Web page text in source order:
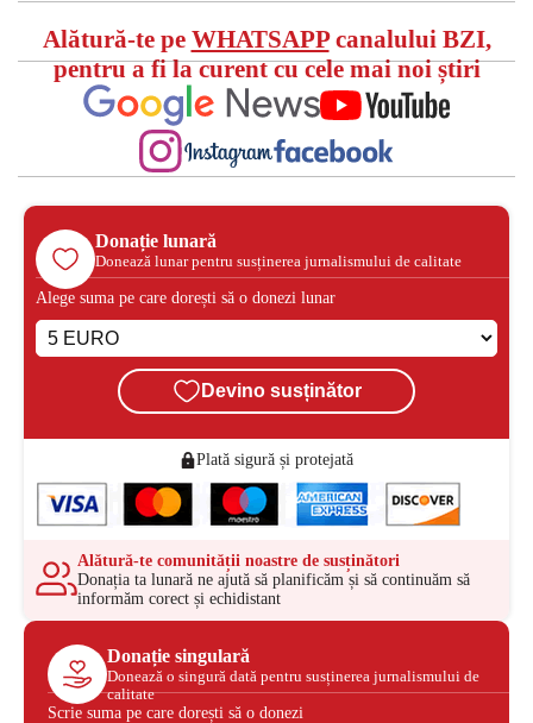
Alătură-te pe WHATSAPPcanalului BZI,
pentru a fi la curent cu cele mai noi știri
Donație lunară
Donează lunar pentru susținerea jurnalismului de calitate
Alege suma pe care dorești să o donezi lunar
Devino susținător
Plată sigură și protejată
Alătură-te comunității noastre de susținători
Donația ta lunară ne ajută să planificăm și să continuăm să
informăm corect și echidistant
Donație singulară
Donează o singură dată pentru susținerea jurnalismului de
calitate
Scrie suma pe care dorești să o donezi